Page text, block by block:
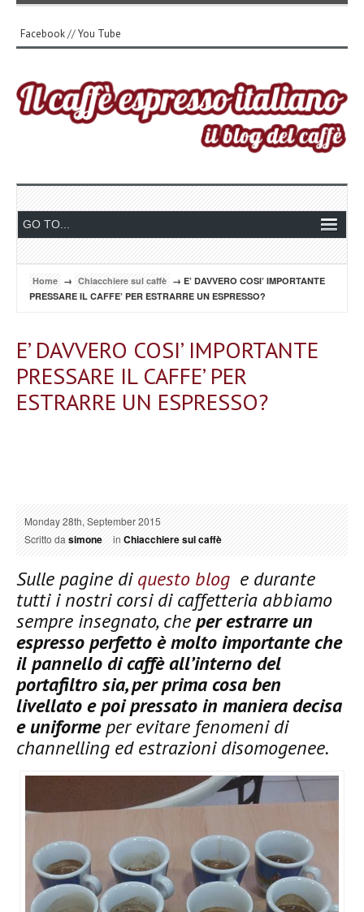
Facebook//You Tube
Home → Chiacchiere sul caffè → E’ DAVVERO COSI’ IMPORTANTE
PRESSARE IL CAFFE’ PER ESTRARRE UN ESPRESSO?
E’ DAVVERO COSI’ IMPORTANTE
PRESSARE IL CAFFE’ PER
ESTRARRE UN ESPRESSO?
Monday 28th, September 2015
Scritto dasimone inChiacchiere sul caffè
Sulle pagine diquesto blog e durante
tutti i nostri corsi di caffetteria abbiamo
sempre insegnato, cheper estrarre un
espresso perfetto è molto importante che
il pannello di caffè all’interno del
portafiltro sia, per prima cosa ben
livellato e poi pressato in maniera decisa
e uniformeper evitare fenomeni di
channelling ed estrazioni disomogenee.